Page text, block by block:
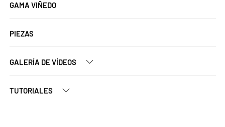
GAMA VIÑEDO
PIEZAS
GALERÍA DE VÍDEOS
TUTORIALES